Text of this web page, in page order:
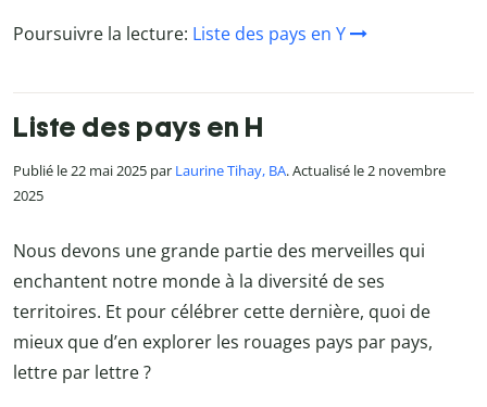
Poursuivre la lecture: Liste des pays en Y
Liste des pays en H
Publié le 22 mai 2025 par Laurine Tihay, BA. Actualisé le 2 novembre
2025
Nous devons une grande partie des merveilles qui
enchantent notre monde à la diversité de ses
territoires. Et pour célébrer cette dernière, quoi de
mieux que d’en explorer les rouages pays par pays,
lettre par lettre ?